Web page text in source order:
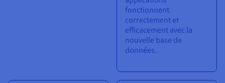
fonctionnent
correctement et
efficacement avec la
nouvelle base de
données.